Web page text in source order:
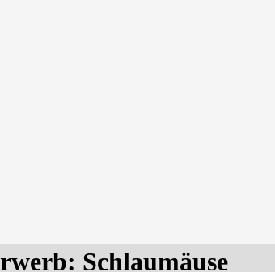
Schlaumäuse